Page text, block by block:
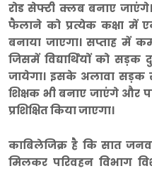
रोड सेफ्टी क्लब बनाए
फैलाने को प्रत्येक कक्षा में
बनाया जाएगा। सप्ताह में
जिसमें विद्यार्थियों को
जायेगा। इसके अलावा सड़क
शिक्षक भी बनाए जाएंगे और
प्रशिक्षित किया जाएगा।
काबिलेजिक्र है कि सात
मिलकर परिवहन विभाग